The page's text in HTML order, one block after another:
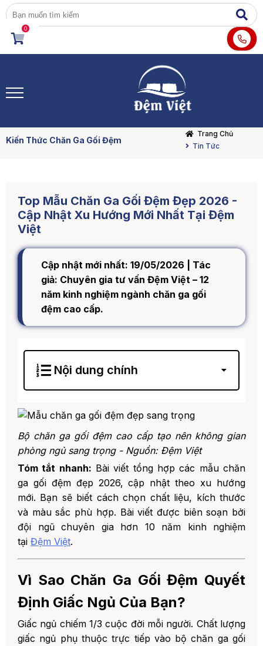
0
Kiến Thức Chăn Ga Gối Đệm
Trang Chủ
Tin Tức
Top Mẫu Chăn Ga Gối Đệm Đẹp 2026 -
Cập Nhật Xu Hướng Mới Nhất Tại Đệm
Việt
Cập nhật mới nhất: 19/05/2026 | Tác
giả: Chuyên gia tư vấn Đệm Việt – 12
năm kinh nghiệm ngành chăn ga gối
đệm cao cấp.
Nội dung chính
1. Vì Sao Chăn Ga Gối Đệm Quyết Định Giấc
2. Top 7 Mẫu Chăn Ga Gối Đệm Đẹp Được
Yêu Thích Nhất 2026
1. 1. Mẫu Chăn Ga Gối Cotton Trắng
Cao Cấp - Sang Trọng Vĩnh Cửu
2. 2. Mẫu Chăn Ga Gối Lụa Tencel -
Đẳng Cấp Thượng Lưu
3. 3. Mẫu Chăn Ga Gối Họa Tiết Hoa
- Lãng Mạn Nữ Tính
5. 5. Mẫu Chăn Ga Gối Đệm Cưới -
Đỏ Rực Hạnh Phúc
6. 6. Mẫu Chăn Ga Gối Khách Sạn -
Tinh Tế Đẳng Cấp
7. 7. Mẫu Chăn Ga Gối Hàn Quốc -
Mềm Mại Trẻ Trung
Bộ chăn ga gối đệm cao cấp tạo nên không gian
phòng ngủ sang trọng - Nguồn: Đệm Việt
Tóm tắt nhanh: Bài viết tổng hợp các mẫu chăn
ga gối đệm đẹp 2026, cập nhật theo xu hướng
mới. Bạn sẽ biết cách chọn chất liệu, kích thước
và màu sắc phù hợp. Bài viết được biên soạn bởi
đội ngũ chuyên gia hơn 10 năm kinh nghiệm
tại Đệm Việt.
Vì Sao Chăn Ga Gối Đệm Quyết
Định Giấc Ngủ Của Bạn?
Giấc ngủ chiếm 1/3 cuộc đời mỗi người. Chất lượng
giấc ngủ phụ thuộc trực tiếp vào bộ chăn ga gối